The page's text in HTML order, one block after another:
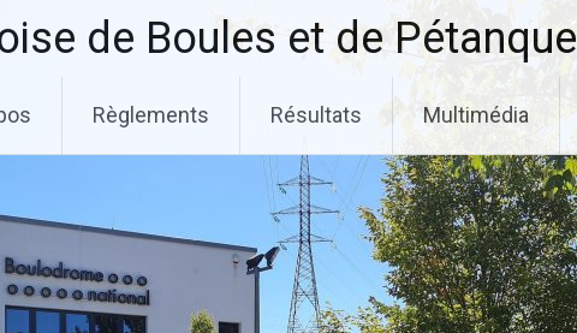
de Boules et de Pétanque
Règlements Résultats Multimédia